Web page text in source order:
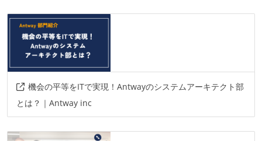
機会の平等をITで実現！Antwayのシステムアーキテクト部
とは？｜Antway inc